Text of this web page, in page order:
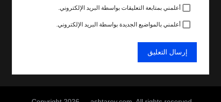
أعلمني بمتابعة التعليقات بواسطة البريد الإلكتروني.
أعلمني بالمواضيع الجديدة بواسطة البريد الإلكتروني.